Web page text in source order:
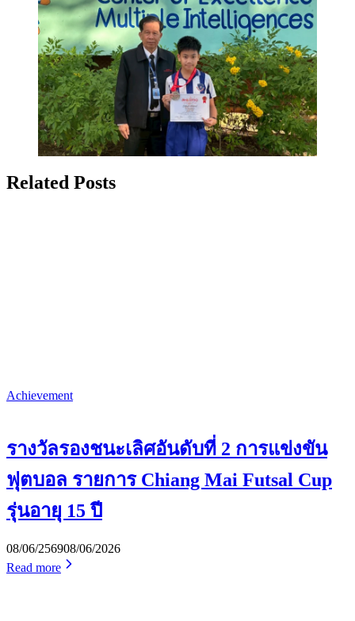
Related Posts
Achievement
รางวัลรองชนะเลิศอันดับที่ 2 การแข่งขัน
ฟุตบอล รายการ Chiang Mai Futsal Cup
รุ่นอายุ 15 ปี
08/06/256908/06/2026
Read more